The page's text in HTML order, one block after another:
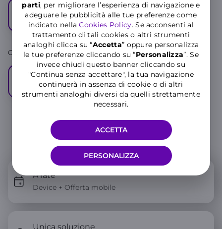
parti, per migliorare l’esperienza di navigazione e
adeguare le pubblicità alle tue preferenze come
indicato nellaCookies Policy. Se acconsenti al
trattamento di tali cookies o altri strumenti
analoghi clicca su “Accetta” oppure personalizza
le tue preferenze cliccando su “Personalizza”. Se
invece chiudi questo banner cliccando su
"Continua senza accettare", la tua navigazione
continuerà in assenza di cookie o di altri
strumenti analoghi diversi da quelli strettamente
necessari.
PERSONALIZZA
ACCETTA
128
Colore: Gray
Scegli come averlo
A rate
Device + Offerta mobile
Unica soluzione